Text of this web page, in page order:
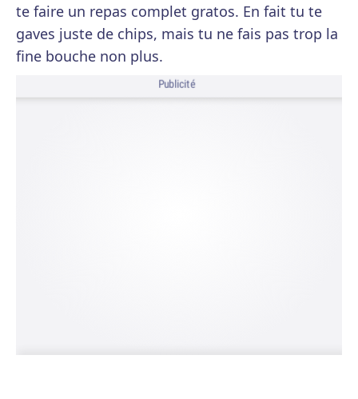
te faire un repas complet gratos. En fait tu te
gaves juste de chips, mais tu ne fais pas trop la
fine bouche non plus.
Publicité